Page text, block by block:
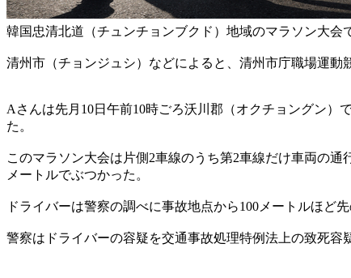
韓国忠清北道（チュンチョンブクド）地域のマラソン大会
清州市（チョンジュシ）などによると、清州市庁職場運動
Aさんは先月10日午前10時ごろ沃川郡（オクチョングン）
た。
このマラソン大会は片側2車線のうち第2車線だけ車両の
メートルでぶつかった。
ドライバーは警察の調べに事故地点から100メートルほど
警察はドライバーの容疑を交通事故処理特例法上の致死容